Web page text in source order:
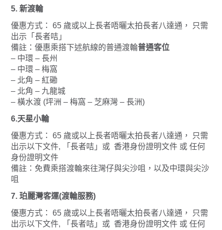
5. 新渡輪
優惠方式： 65 歲或以上長者唔曬太拍長者八達通， 只需
出示「長者咭」
備註：優惠乘搭下述航線的普通渡輪普通客位
– 中環 – 長州
– 中環 – 梅窩
– 北角 – 紅磡
– 北角 – 九龍城
– 橫水渡 (坪洲 – 梅窩 – 芝麻灣 – 長洲)
6.天星小輪
優惠方式： 65 歲或以上長者唔曬太拍長者八達通， 只需
出示以下文件, 「長者咭」或 香港身份證明文件 或 任何
身份證明文件
備註：免費乘搭渡輪來往灣仔與尖沙咀，以及中環與尖沙
咀
7. 珀麗灣客運(渡輪服務)
優惠方式： 65 歲或以上長者唔曬太拍長者八達通， 只需
出示以下文件, 「長者咭」或 香港身份證明文件 或 任何